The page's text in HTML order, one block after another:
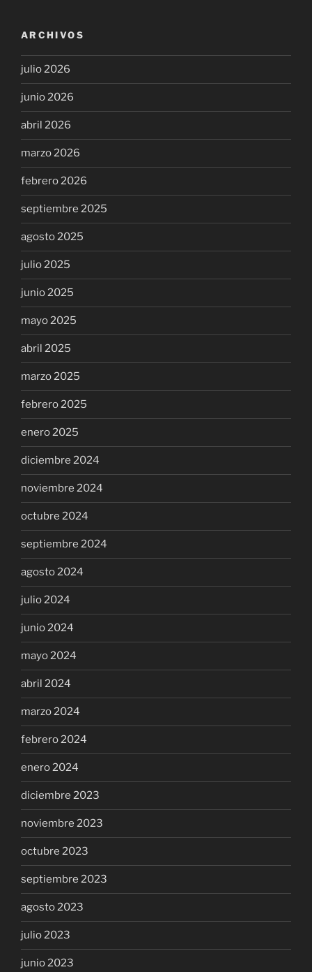
ARCHIVOS
julio 2026
junio 2026
abril 2026
marzo 2026
febrero 2026
septiembre 2025
agosto 2025
julio 2025
junio 2025
mayo 2025
abril 2025
marzo 2025
febrero 2025
enero 2025
diciembre 2024
noviembre 2024
octubre 2024
septiembre 2024
agosto 2024
julio 2024
junio 2024
mayo 2024
abril 2024
marzo 2024
febrero 2024
enero 2024
diciembre 2023
noviembre 2023
octubre 2023
septiembre 2023
agosto 2023
julio 2023
junio 2023